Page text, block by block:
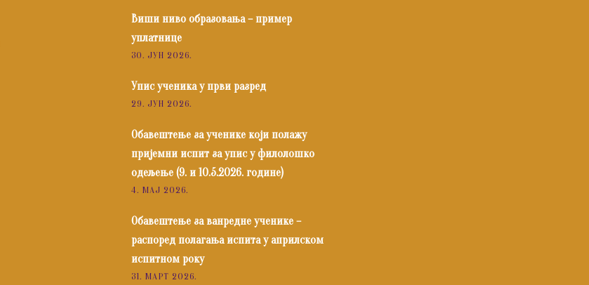
Виши ниво образовања – пример
уплатнице
30. ЈУН 2026.
Упис ученика у први разред
29. ЈУН 2026.
Обавештење за ученике који полажу
пријемни испит за упис у филолошко
одељење (9. и 10.5.2026. године)
4. МАЈ 2026.
Обавештење за ванредне ученике –
распоред полагања испита у априлском
испитном року
31. МАРТ 2026.